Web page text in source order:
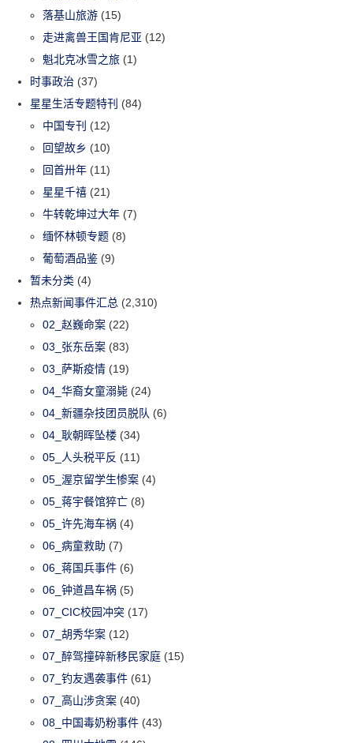
落基山旅游 (15)
走进禽兽王国肯尼亚 (12)
魁北克冰雪之旅 (1)
时事政治 (37)
星星生活专题特刊 (84)
中国专刊 (12)
回望故乡 (10)
回首卅年 (11)
星星千禧 (21)
牛转乾坤过大年 (7)
缅怀林顿专题 (8)
葡萄酒品鉴 (9)
暂未分类 (4)
热点新闻事件汇总 (2,310)
02_赵巍命案 (22)
03_张东岳案 (83)
03_萨斯疫情 (19)
04_华裔女童溺毙 (24)
04_新疆杂技团员脱队 (6)
04_耿朝晖坠楼 (34)
05_人头税平反 (11)
05_渥京留学生惨案 (4)
05_蒋宇餐馆猝亡 (8)
05_许先海车祸 (4)
06_病童救助 (7)
06_蒋国兵事件 (6)
06_钟道昌车祸 (5)
07_CIC校园冲突 (17)
07_胡秀华案 (12)
07_醉驾撞碎新移民家庭 (15)
07_钓友遇袭事件 (61)
07_高山涉贪案 (40)
08_中国毒奶粉事件 (43)